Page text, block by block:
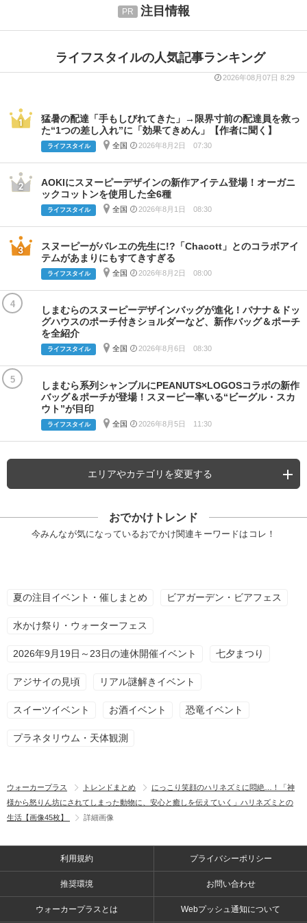
注目情報
ライフスタイルの人気記事ランキング
2026年08月07日 8:29
猛暑の配達「手もしびれてきた」→限界寸前の配達員を救っ
た“1つの差し入れ”に「効果てきめん」【作者に聞く】
ライフスタイル 全国 2026年8月2日 07:30
AOKIにスヌーピーデザインの新作アイテム登場！オーガニ
ックコットンを使用した全6種
ライフスタイル 全国 2026年8月1日 08:30
スヌーピーがバレエの先生に!?「Chacott」とのコラボアイ
テムがあまりにもすてきすぎる
ライフスタイル 全国 2026年8月2日 08:00
4
しまむらのスヌーピーデザインバッグが進化！バナナ＆ドッ
グハウスのポーチ付きショルダーなど、新作バッグ＆ポーチ
を全紹介
ライフスタイル 全国 2026年8月6日 08:30
5
しまむら系列シャンブルにPEANUTS×LOGOSコラボの新作
バッグ＆ポーチが登場！スヌーピー率いる“ビーグル・スカ
ウト”が目印
ライフスタイル 全国 2026年8月5日 11:30
エリアやカテゴリを変更する
おでかけトレンド
今みんなが気になっているおでかけ関連キーワードはコレ！
夏の注目イベント・催しまとめ ビアガーデン・ビアフェス
水かけ祭り・ウォーターフェス
2026年9月19日～23日の連休開催イベント 七夕まつり
アジサイの見頃 リアル謎解きイベント
スイーツイベント お酒イベント 恐竜イベント
プラネタリウム・天体観測
ウォーカープラス トレンドまとめ
にっこり笑顔のハリネズミに悶絶…！「神
様から怒りん坊にされてしまった動物に、安心と癒しを伝えていく」ハリネズミとの
生活【画像45枚】
詳細画像
利用規約 プライバシーポリシー
推奨環境 お問い合わせ
ウォーカープラスとは Webプッシュ通知について